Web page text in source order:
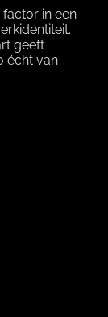
factor in een
geeft
écht van